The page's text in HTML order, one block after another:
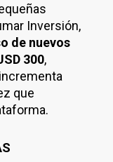
Inversión,
de nuevos
300,
que